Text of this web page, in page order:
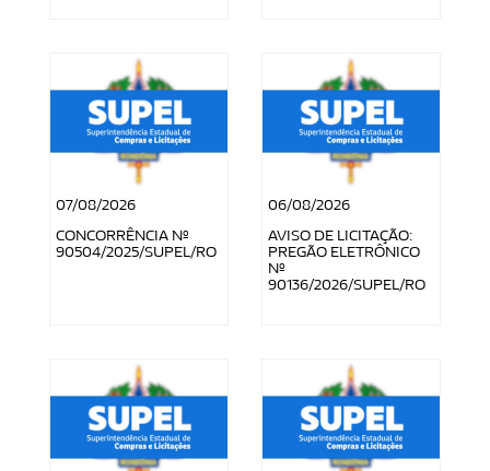
07/08/2026
CONCORRÊNCIA Nº
90504/2025/SUPEL/RO
06/08/2026
AVISO DE LICITAÇÃO:
PREGÃO ELETRÔNICO
Nº
90136/2026/SUPEL/RO